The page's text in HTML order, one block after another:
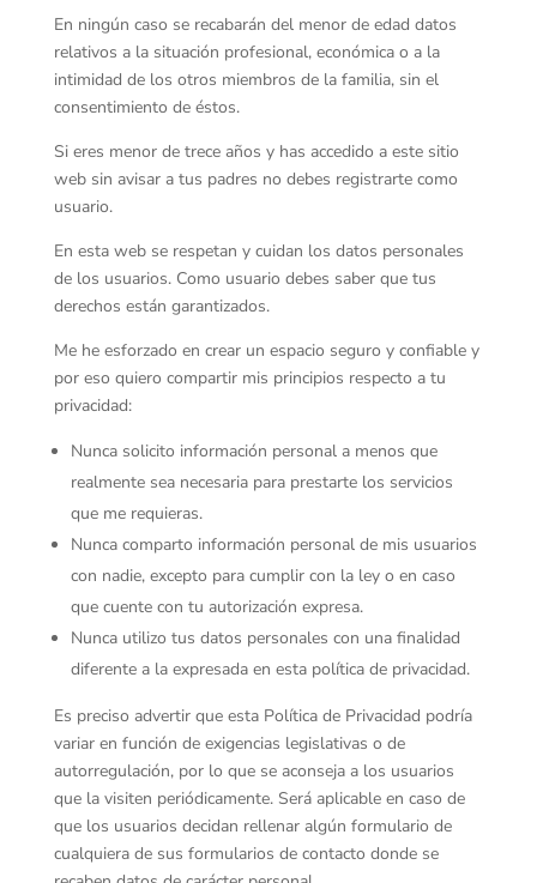
En ningún caso se recabarán del menor de edad datos
relativos a la situación profesional, económica o a la
intimidad de los otros miembros de la familia, sin el
consentimiento de éstos.
Si eres menor de trece años y has accedido a este sitio
web sin avisar a tus padres no debes registrarte como
usuario.
En esta web se respetan y cuidan los datos personales
de los usuarios. Como usuario debes saber que tus
derechos están garantizados.
Me he esforzado en crear un espacio seguro y confiable y
por eso quiero compartir mis principios respecto a tu
privacidad:
Nunca solicito información personal a menos que
realmente sea necesaria para prestarte los servicios
que me requieras.
Nunca comparto información personal de mis usuarios
con nadie, excepto para cumplir con la ley o en caso
que cuente con tu autorización expresa.
Nunca utilizo tus datos personales con una finalidad
diferente a la expresada en esta política de privacidad.
Es preciso advertir que esta Política de Privacidad podría
variar en función de exigencias legislativas o de
autorregulación, por lo que se aconseja a los usuarios
que la visiten periódicamente. Será aplicable en caso de
que los usuarios decidan rellenar algún formulario de
cualquiera de sus formularios de contacto donde se